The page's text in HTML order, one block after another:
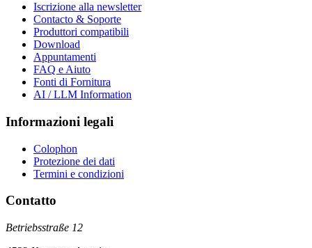
Iscrizione alla newsletter
Contacto & Soporte
Produttori compatibili
Download
Appuntamenti
FAQ e Aiuto
Fonti di Fornitura
AI / LLM Information
Informazioni legali
Colophon
Protezione dei dati
Termini e condizioni
Contatto
Betriebsstraße 12